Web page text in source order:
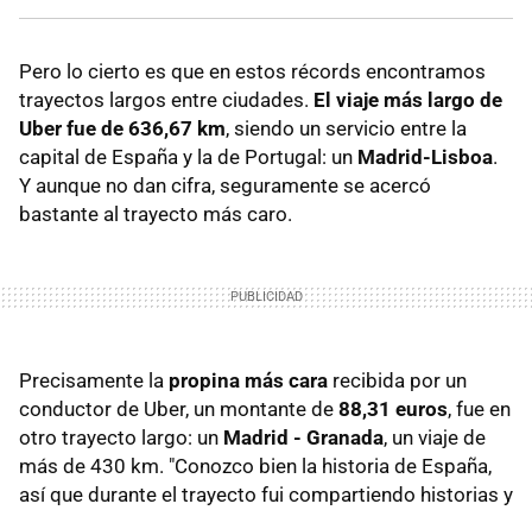
Pero lo cierto es que en estos récords encontramos
trayectos largos entre ciudades. El viaje más largo de
Uber fue de 636,67 km, siendo un servicio entre la
capital de España y la de Portugal: un Madrid-Lisboa.
Y aunque no dan cifra, seguramente se acercó
bastante al trayecto más caro.
Precisamente la propina más cara recibida por un
conductor de Uber, un montante de 88,31 euros, fue en
otro trayecto largo: un Madrid - Granada, un viaje de
más de 430 km. "Conozco bien la historia de España,
así que durante el trayecto fui compartiendo historias y